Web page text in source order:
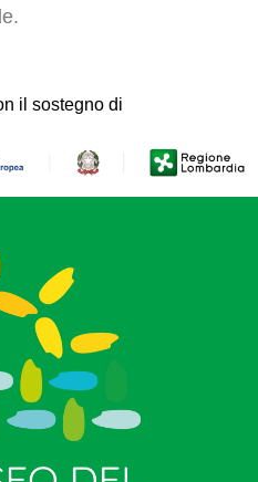
il sostegno di